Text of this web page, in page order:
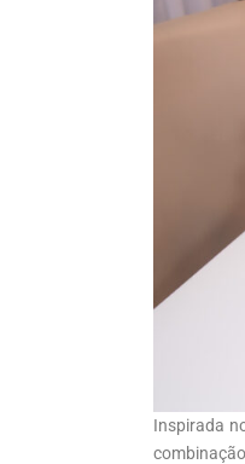
Inspirada